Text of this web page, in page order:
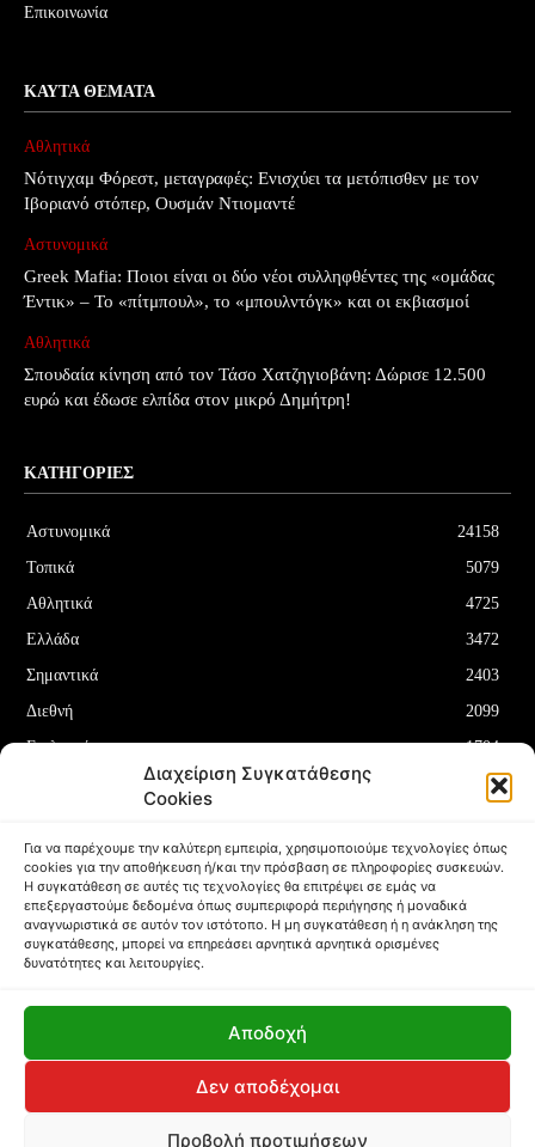
Διαχείριση Συγκατάθεσης
Cookies
Για να παρέχουμε την καλύτερη εμπειρία, χρησιμοποιούμε τεχνολογίες όπως
cookies για την αποθήκευση ή/και την πρόσβαση σε πληροφορίες συσκευών.
Η συγκατάθεση σε αυτές τις τεχνολογίες θα επιτρέψει σε εμάς να
επεξεργαστούμε δεδομένα όπως συμπεριφορά περιήγησης ή μοναδικά
αναγνωριστικά σε αυτόν τον ιστότοπο. Η μη συγκατάθεση ή η ανάκληση της
συγκατάθεσης, μπορεί να επηρεάσει αρνητικά αρνητικά ορισμένες
δυνατότητες και λειτουργίες.
Αποδοχή
Δεν αποδέχομαι
Προβολή προτιμήσεων
Επικοινωνία
ΚΑΥΤΆ ΘΈΜΑΤΑ
Αθλητικά
Νότιγχαμ Φόρεστ, μεταγραφές: Ενισχύει τα μετόπισθεν με τον
Ιβοριανό στόπερ, Ουσμάν Ντιομαντέ
Αστυνομικά
Greek Mafia: Ποιοι είναι οι δύο νέοι συλληφθέντες της «ομάδας
Έντικ» – Το «πίτμπουλ», το «μπουλντόγκ» και οι εκβιασμοί
Αθλητικά
Σπουδαία κίνηση από τον Τάσο Χατζηγιοβάνη: Δώρισε 12.500
ευρώ και έδωσε ελπίδα στον μικρό Δημήτρη!
ΚΑΤΗΓΟΡΊΕΣ
Αστυνομικά
24158
Τοπικά
5079
Αθλητικά
4725
Ελλάδα
3472
Σημαντικά
2403
Διεθνή
2099
Επιλεγμένα
1704
1180
ΌΡΟΙ ΚΑΙ ΠΡΟΫΠΟΘΈΣΕΙΣ
ΠΟΛΙΤΙΚΉ COOKIES (ΕΕ)
Copyright © Papafotis.gr 2024